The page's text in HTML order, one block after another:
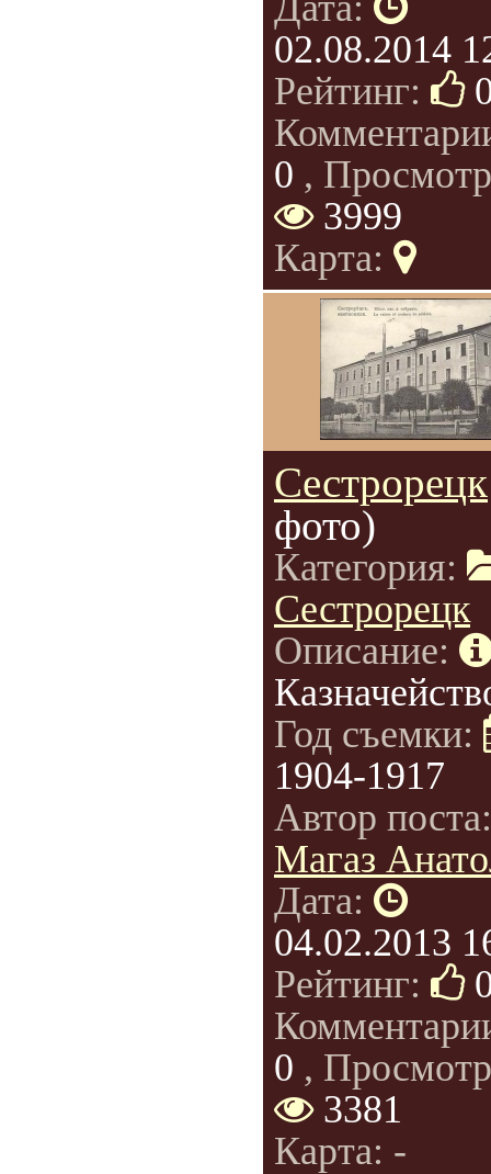
02.08.2014
Рейтинг:
0 ,
3999
Карта:
Сестрорецк
фото)
Категория:
Сестрорецк
Описание:
Год съемки:
1904-1917
Автор
Магаз
Дата:
04.02.2013
Рейтинг:
0 ,
3381
Карта: -